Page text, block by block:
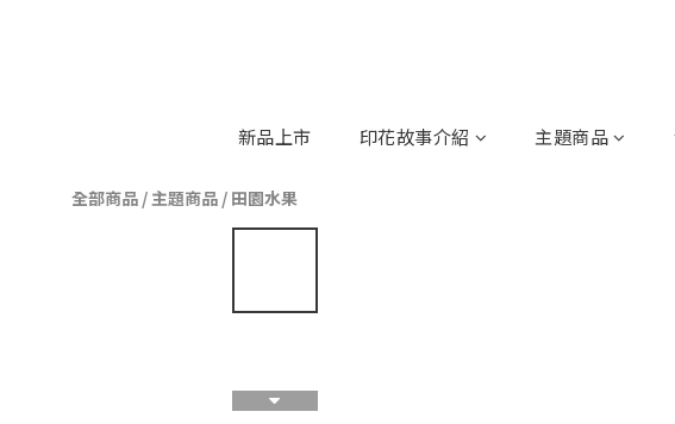
新品上市 印花故事介紹 主題商品
全部商品 /主題商品 / 田園水果